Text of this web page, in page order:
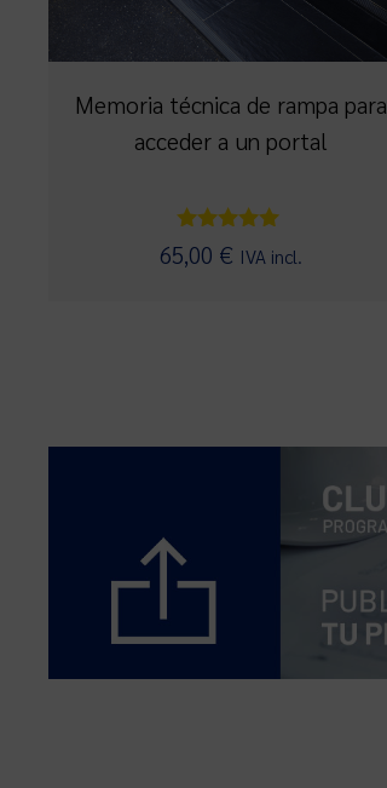
Memoria técnica de rampa para
acceder a un portal
Valorado con
5.00
65,00 € IVA incl.